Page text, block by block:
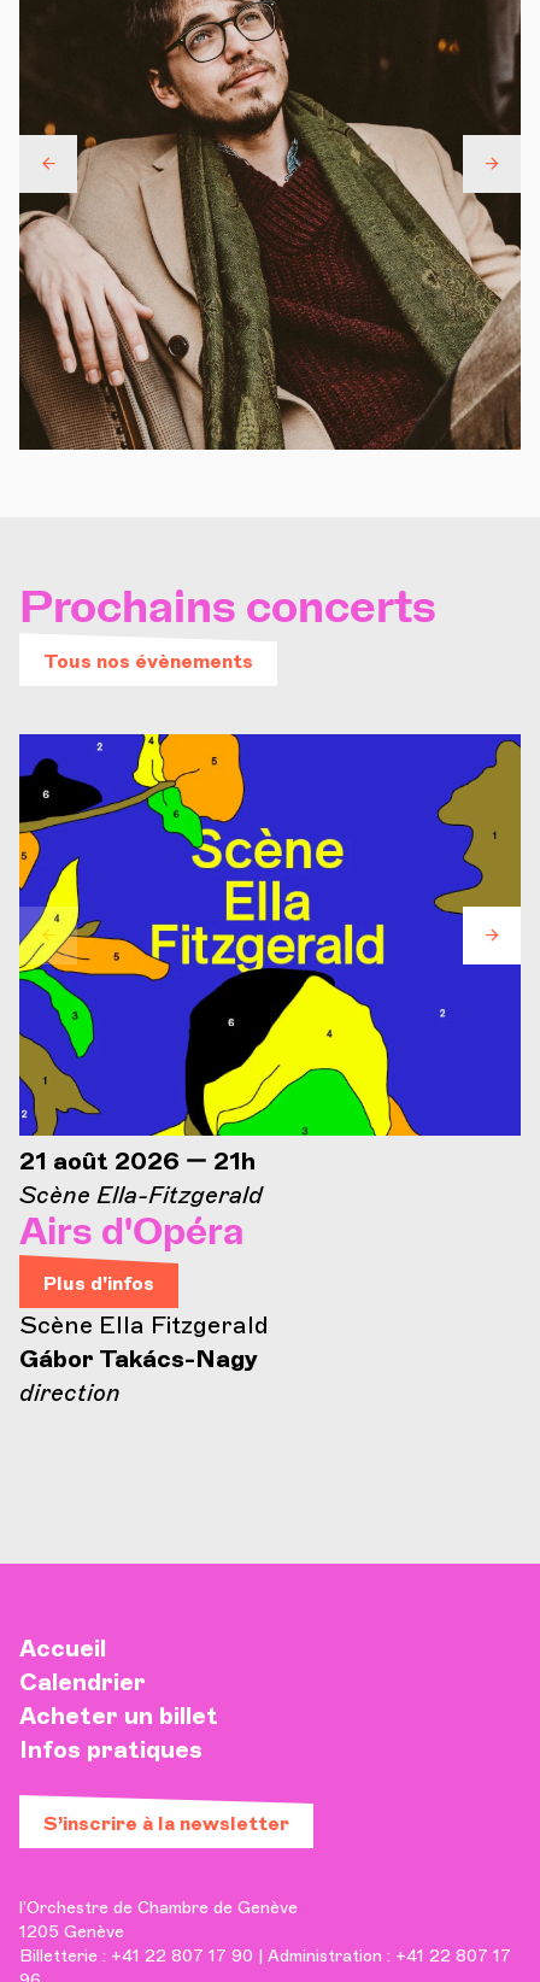
Prochains concerts
Tous nos évènements
21 août 2026 — 21h
Scène Ella-Fitzgerald
Airs d'Opéra
Plus d'infos
Scène Ella Fitzgerald
Gábor Takács-Nagy
direction
Accueil
Calendrier
Acheter un billet
Infos pratiques
S’inscrire à la newsletter
l’Orchestre de Chambre de Genève
1205 Genève
Billetterie : +41 22 807 17 90 | Administration : +41 22 807 17